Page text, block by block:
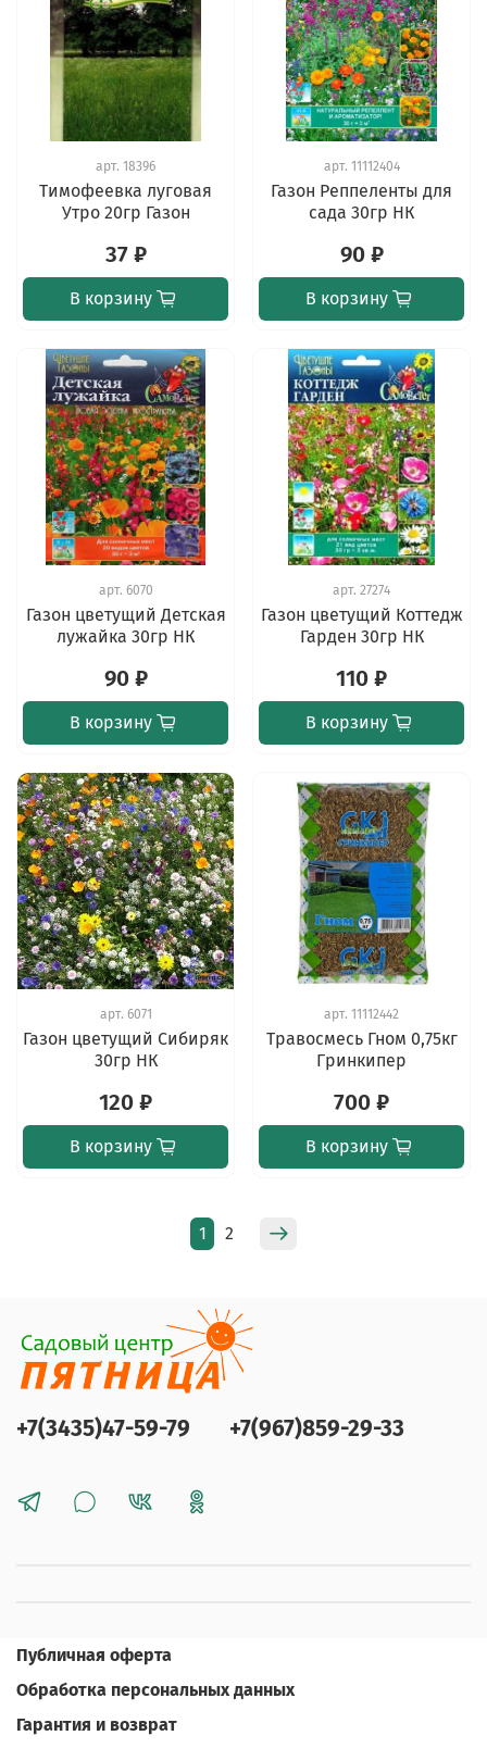
арт. 18396
Тимофеевка луговая
Утро 20гр Газон
37 ₽
В корзину
арт. 11112404
Газон Реппеленты для
сада 30гр НК
90 ₽
В корзину
арт. 6070
Газон цветущий Детская
лужайка 30гр НК
90 ₽
В корзину
арт. 27274
Газон цветущий Коттедж
Гарден 30гр НК
110 ₽
В корзину
арт. 6071
Газон цветущий Сибиряк
30гр НК
120 ₽
В корзину
арт. 11112442
Травосмесь Гном 0,75кг
Гринкипер
700 ₽
В корзину
1 2
+7(3435)47-59-79 +7(967)859-29-33
Публичная оферта
Обработка персональных данных
Гарантия и возврат